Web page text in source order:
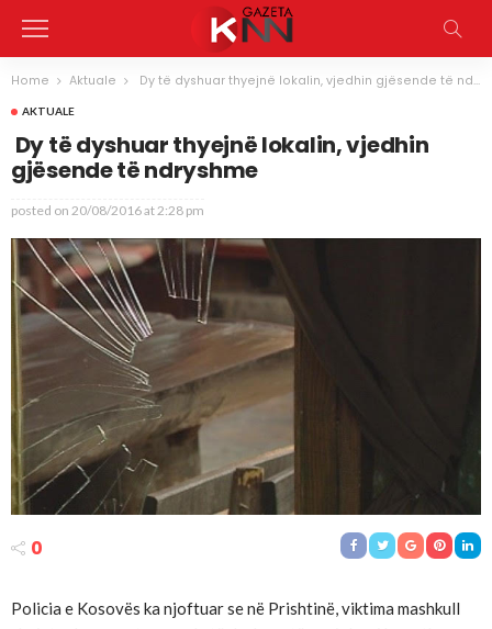
Home Aktuale ​ Dy të dyshuar thyejnë lokalin, vjedhin gjësende të ndryshme
AKTUALE
​ Dy të dyshuar thyejnë lokalin, vjedhin
gjësende të ndryshme
posted on 20/08/2016 at 2:28 pm
0
Policia e Kosovës ka njoftuar se në Prishtinë, viktima mashkull